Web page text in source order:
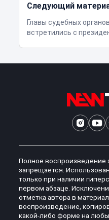
Следующий
Главы судебных
встретились с
Полное воспроизведение
запрещается.
только при наличии
первом абзаце.
отметка автора в
воспроизведение,
какой-либо форме на